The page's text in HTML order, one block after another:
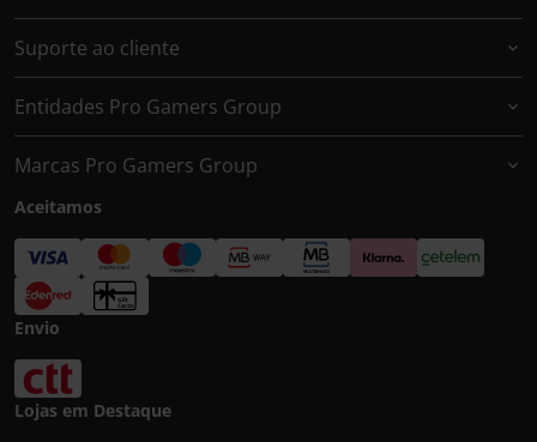
Suporte ao cliente
Entidades Pro Gamers Group
Marcas Pro Gamers Group
Aceitamos
Envio
Lojas em Destaque